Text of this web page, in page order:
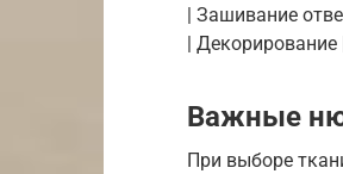
| Зашивание
|
Важные
При выборе